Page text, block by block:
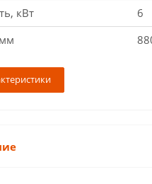
кВт
6